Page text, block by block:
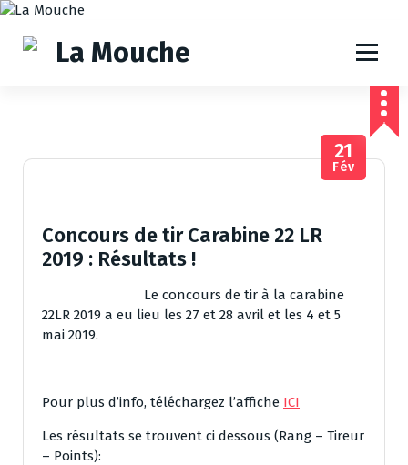
A
21
Fév
Concours de tir Carabine 22 LR
2019 : Résultats !
Le concours de tir à la carabine
22LR 2019 a eu lieu les 27 et 28 avril et les 4 et 5
mai 2019.
Pour plus d’info, téléchargez l’affiche ICI
Les résultats se trouvent ci dessous (Rang – Tireur
– Points):